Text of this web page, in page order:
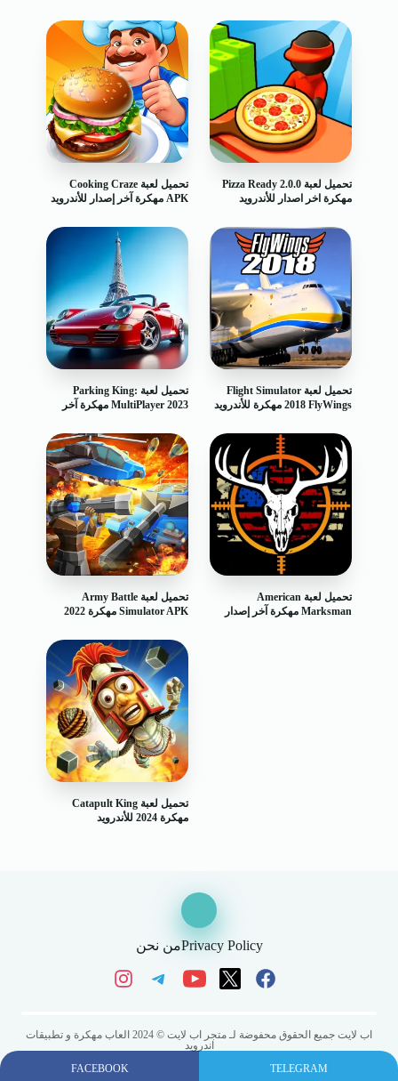
تحميل لعبة Cooking Craze
APK مهكرة آخر إصدار للأندرويد
تحميل لعبة Pizza Ready 2.0.0
مهكرة اخر اصدار للأندرويد
تحميل لعبة Parking King:
MultiPlayer 2023 مهكرة آخر
تحميل لعبة Flight Simulator
2018 FlyWings‏ مهكرة للأندرويد
تحميل لعبة Army Battle
Simulator APK مهكرة 2022
تحميل لعبة American
Marksman مهكرة آخر إصدار
تحميل لعبة Catapult King
مهكرة 2024 للأندرويد
Privacy Policyمن نحن
FACEBOOK TELEGRAM
اب لايت جميع الحقوق محفوضة لـ متجر اب لايت © 2024 العاب مهكرة و تطبيقات
اندرويد